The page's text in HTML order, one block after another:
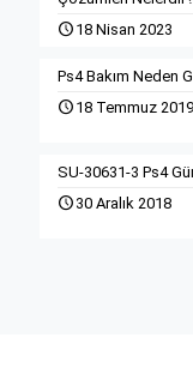
18 Nisan 2023
Ps4 Bakım Neden
18 Temmuz 2019
SU-30631-3 Ps4
30 Aralık 2018